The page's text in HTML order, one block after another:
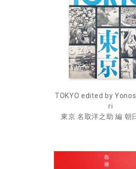
TOKYO edited by
ri
東京 名取洋之助 編 朝